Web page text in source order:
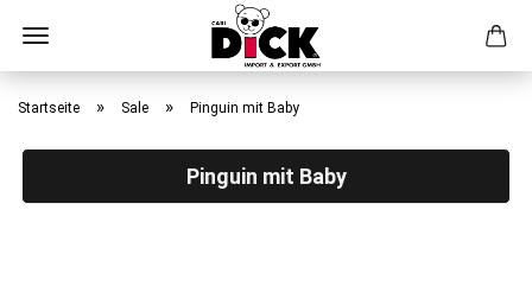
Direkt
zumStartseite » Sale » Pinguin mit Baby
Pinguin mit Baby